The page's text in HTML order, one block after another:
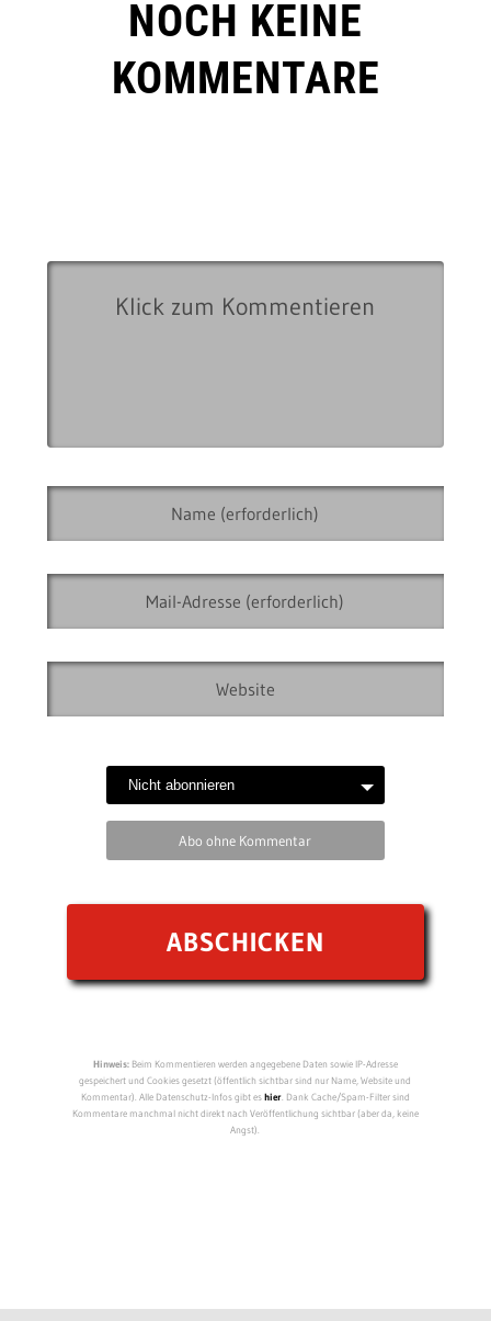
NOCH KEINE
KOMMENTARE
Abo ohne Kommentar
Hinweis:Beim Kommentieren werden angegebene Daten sowie IP-Adresse
gespeichert und Cookies gesetzt (öffentlich sichtbar sind nur Name, Website und
Kommentar). Alle Datenschutz-Infos gibt eshier. Dank Cache/Spam-Filter sind
Kommentare manchmal nicht direkt nach Veröffentlichung sichtbar (aber da, keine
Angst).